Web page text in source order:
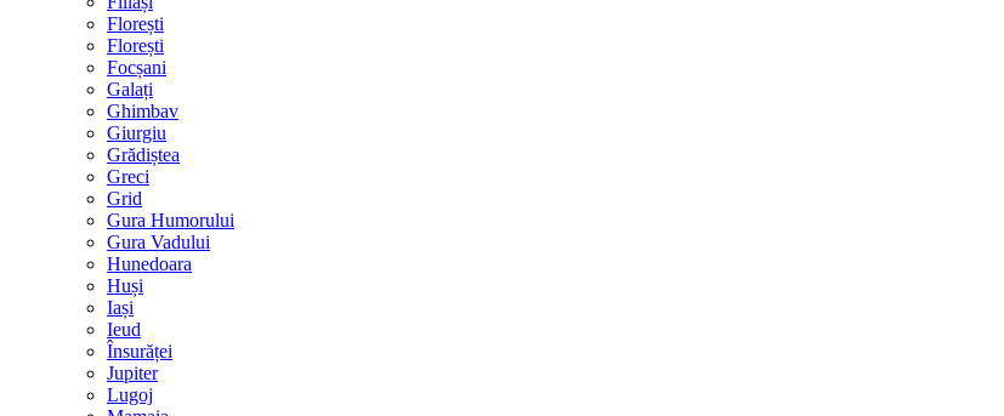
Florești
Florești
Focșani
Galați
Ghimbav
Giurgiu
Grădiștea
Greci
Grid
Gura Humorului
Gura Vadului
Hunedoara
Huși
Iași
Ieud
Însurăței
Jupiter
Lugoj